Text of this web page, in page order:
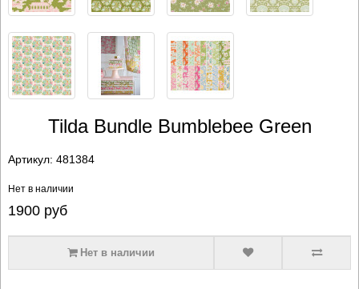
Tilda Bundle Bumblebee Green
Артикул: 481384
Нет в наличии
1900руб
Нет в наличии